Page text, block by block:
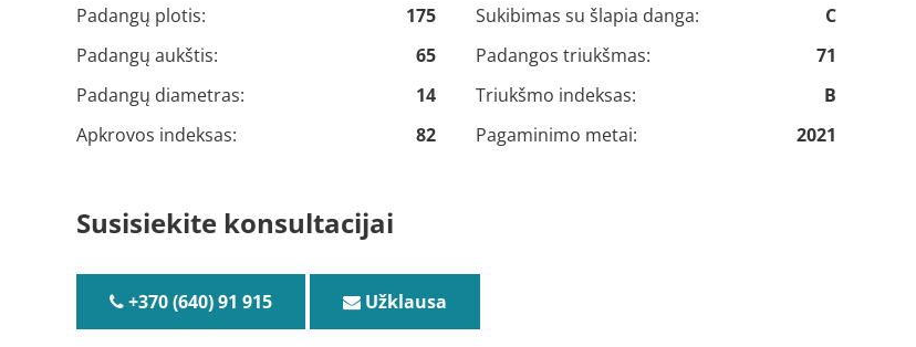
Padangų plotis:
175
Padangų aukštis:
65
Padangų diametras:
14
Apkrovos indeksas:
82
Sukibimas su šlapia danga:
C
Padangos triukšmas:
71
Triukšmo indeksas:
B
Pagaminimo metai:
2021
Susisiekite konsultacijai
+370 (640) 91 915 Užklausa